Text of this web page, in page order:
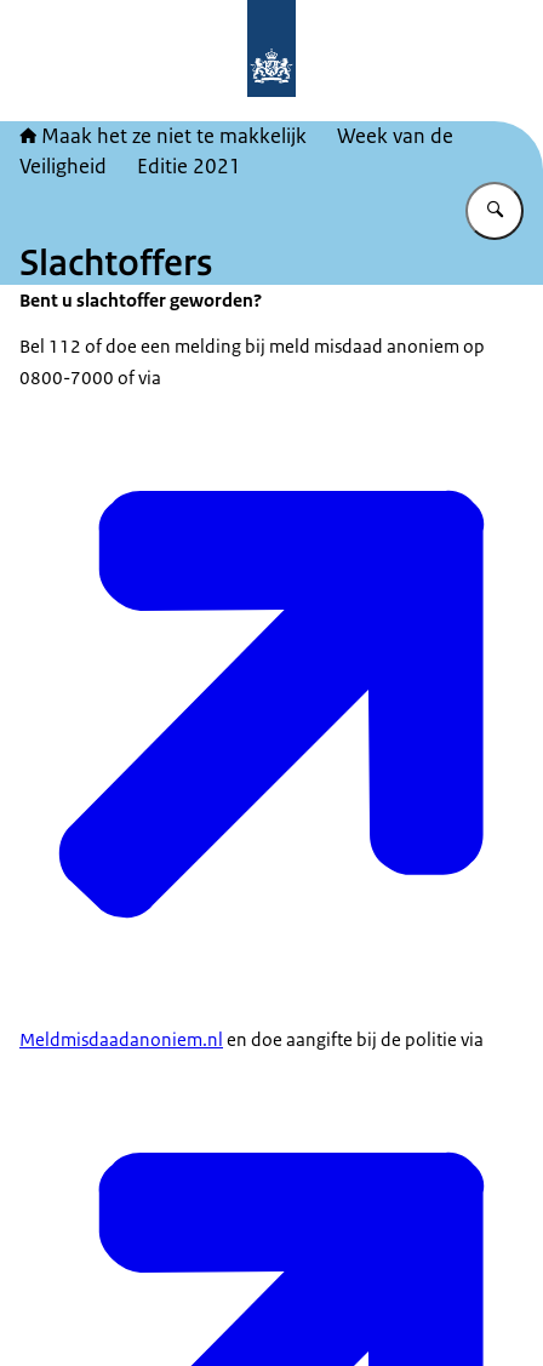
Maak het ze niet te makkelijk
Week van de
Veiligheid
Editie 2021
Slachtoffers
Bent u slachtoffer geworden?
Bel 112 of doe een melding bij meld misdaad anoniem op
0800-7000 of via
Meldmisdaadanoniem.nl en doe aangifte bij de politie via